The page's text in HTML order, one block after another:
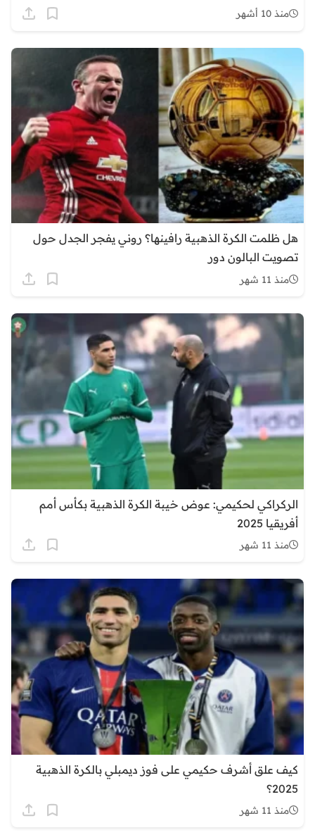
منذ 10 أشهر
هل ظلمت الكرة الذهبية رافينها؟ روني يفجر الجدل حول
تصويت البالون دور
منذ 11 شهر
الركراكي لحكيمي: عوض خيبة الكرة الذهبية بكأس أمم
أفريقيا 2025
منذ 11 شهر
كيف علق أشرف حكيمي على فوز ديمبلي بالكرة الذهبية
2025؟
منذ 11 شهر